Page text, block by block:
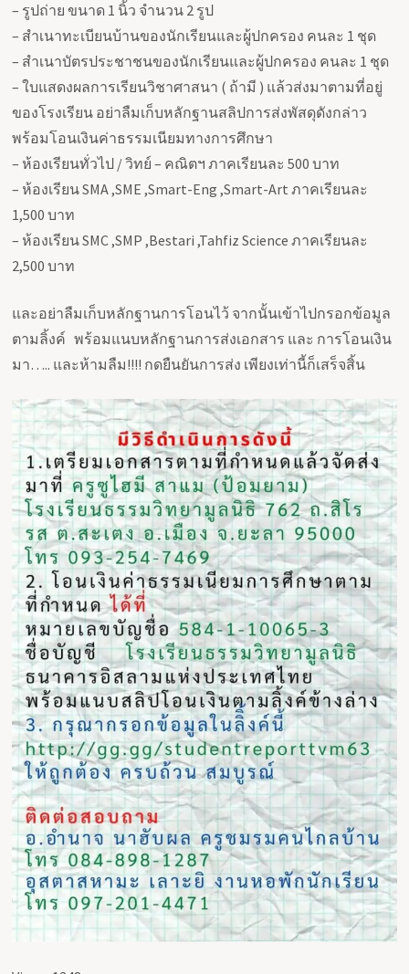
– รูปถ่าย ขนาด 1 นิ้ว จำนวน 2 รูป
– สำเนาทะเบียนบ้านของนักเรียนและผู้ปกครอง คนละ 1 ชุด
– สำเนาบัตรประชาชนของนักเรียนและผู้ปกครอง คนละ 1 ชุด
– ใบแสดงผลการเรียนวิชาศาสนา ( ถ้ามี ) แล้วส่งมาตามที่อยู่
ของโรงเรียน อย่าลืมเก็บหลักฐานสลิปการส่งพัสดุดังกล่าว
พร้อมโอนเงินค่าธรรมเนียมทางการศึกษา
– ห้องเรียนทั่วไป / วิทย์ – คณิตฯ ภาคเรียนละ 500 บาท
– ห้องเรียน SMA ,SME ,Smart-Eng ,Smart-Art ภาคเรียนละ
1,500 บาท
– ห้องเรียน SMC ,SMP ,Bestari ,Tahfiz Science ภาคเรียนละ
2,500 บาท
และอย่าลืมเก็บหลักฐานการโอนไว้ จากนั้นเข้าไปกรอกข้อมูล
ตามลิ้งค์ พร้อมแนบหลักฐานการส่งเอกสาร และ การโอนเงิน
มา….. และห้ามลืม!!!! กดยืนยันการส่ง เพียงเท่านี้ก็เสร็จสิ้น